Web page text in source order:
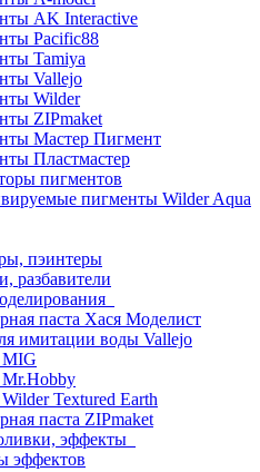
AK Interactive
Pacific88
Tamiya
Vallejo
Wilder
ZIPmaket
Мастер Пигмент
Пластмастер
пигментов
пигменты Wilder Aqua
пэинтеры
разбавители
паста Хася Моделист
имитации воды Vallejo
Textured Earth
паста ZIPmaket
эффекты
эффектов